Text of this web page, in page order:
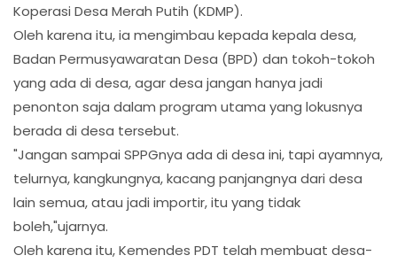
Koperasi Desa Merah Putih (KDMP).
Oleh karena itu, ia mengimbau kepada kepala desa,
Badan Permusyawaratan Desa (BPD) dan tokoh-tokoh
yang ada di desa, agar desa jangan hanya jadi
penonton saja dalam program utama yang lokusnya
berada di desa tersebut.
"Jangan sampai SPPGnya ada di desa ini, tapi ayamnya,
telurnya, kangkungnya, kacang panjangnya dari desa
lain semua, atau jadi importir, itu yang tidak
boleh,"ujarnya.
Oleh karena itu, Kemendes PDT telah membuat desa-